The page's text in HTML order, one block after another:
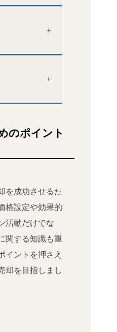
のポイント
を成功させるた
格設定や効果的
活動だけでな
関する知識も重
イントを押さえ
却を目指しまし